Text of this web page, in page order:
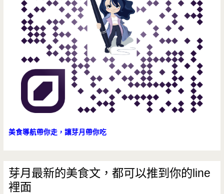
美食導航帶你走，讓芽月帶你吃
芽月最新的美食文，都可以推到你的line
裡面